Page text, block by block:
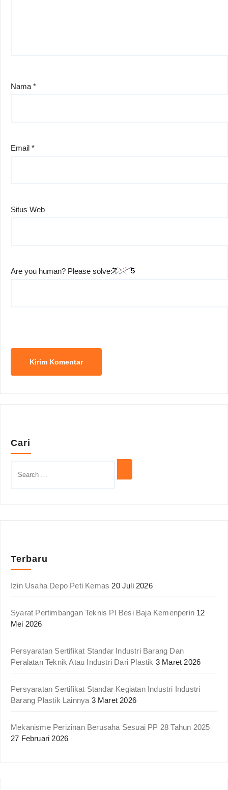
Nama *
Email *
Situs Web
Are you human? Please solve:
Cari
Terbaru
Izin Usaha Depo Peti Kemas 20 Juli 2026
Syarat Pertimbangan Teknis PI Besi Baja Kemenperin 12
Mei 2026
Persyaratan Sertifikat Standar Industri Barang Dan
Peralatan Teknik Atau Industri Dari Plastik 3 Maret 2026
Persyaratan Sertifikat Standar Kegiatan Industri Industri
Barang Plastik Lainnya 3 Maret 2026
Mekanisme Perizinan Berusaha Sesuai PP 28 Tahun 2025
27 Februari 2026